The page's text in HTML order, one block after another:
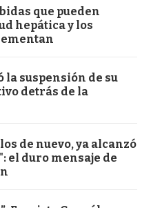
que pueden
hepática y los
la suspensión de su
detrás de la
de nuevo, ya alcanzó
el duro mensaje de